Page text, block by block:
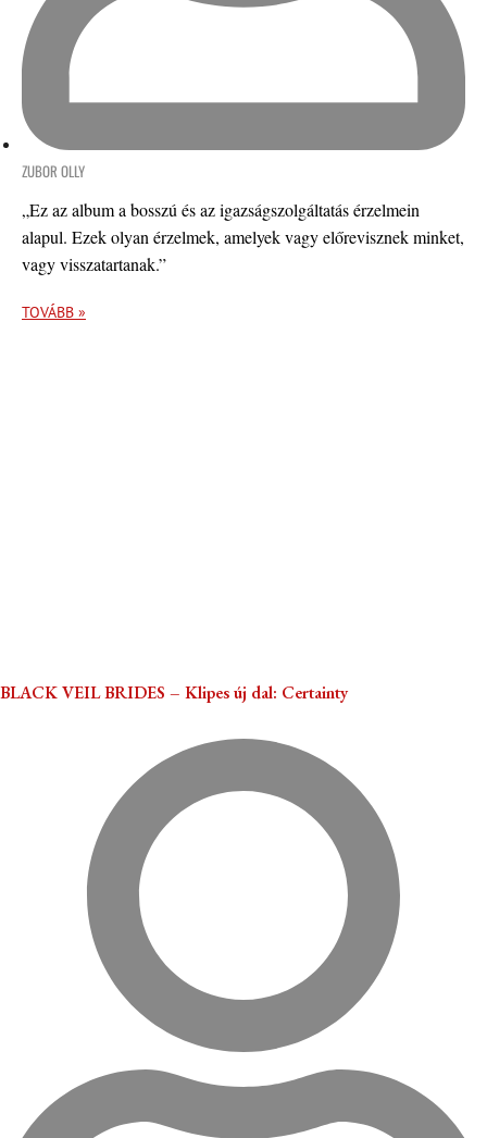
ZUBOR OLLY
„Ez az album a bosszú és az igazságszolgáltatás érzelmein
alapul. Ezek olyan érzelmek, amelyek vagy előrevisznek minket,
vagy visszatartanak.”
TOVÁBB »
BLACK VEIL BRIDES – Klipes új dal: Certainty